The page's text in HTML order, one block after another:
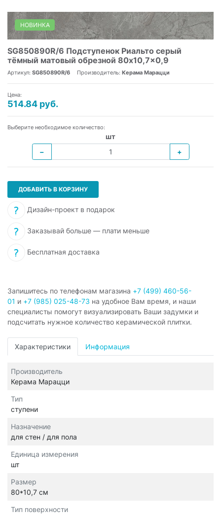
НОВИНКА
SG850890R/6 Подступенок Риальто серый
тёмный матовый обрезной 80x10,7x0,9
Артикул: SG850890R/6 Производитель: Керама Марацци
Цена:
514.84 руб.
Выберите необходимое количество:
шт
−
+
ДОБАВИТЬ В КОРЗИНУ
Дизайн-проект в подарок
Заказывай больше — плати меньше
Бесплатная доставка
Запишитесь по телефонам магазина +7 (499) 460-56-
01 и +7 (985) 025-48-73 на удобное Вам время, и наши
специалисты помогут визуализировать Ваши задумки и
подсчитать нужное количество керамической плитки.
Характеристики Информация
Производитель
Керама Марацци
Тип
ступени
Назначение
для стен / для пола
Единица измерения
шт
Размер
80*10,7 см
Тип поверхности